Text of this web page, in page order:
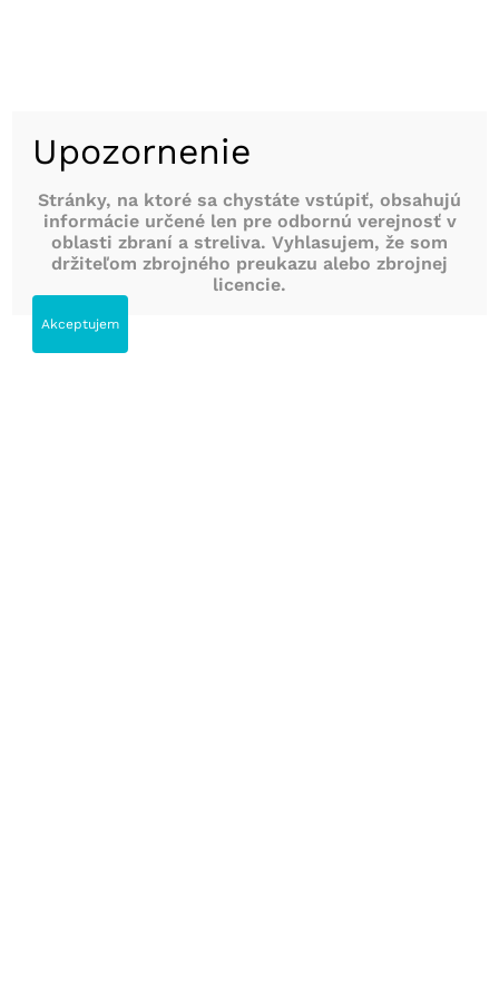
Kalendár podujatí
Upozornenie
Stránky, na ktoré sa chystáte vstúpiť, obsahujú
informácie určené len pre odbornú verejnosť v
oblasti zbraní a streliva. Vyhlasujem, že som
držiteľom zbrojného preukazu alebo zbrojnej
licencie.
Akceptujem